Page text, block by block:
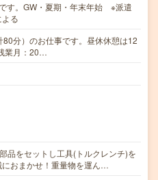
す。GW・夏期・年末年始 ※派遣
る
分）のお仕事です。昼休休憩は12
業月：20…
品をセットし工具(トルクレンチ)を
おまかせ！重量物を運ん…